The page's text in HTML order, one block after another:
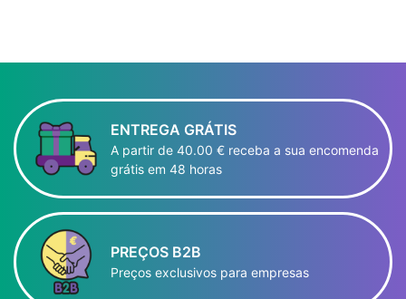
ENTREGA GRÁTIS
A partir de 40.00 € receba a sua encomenda
grátis em 48 horas
PREÇOS B2B
Preços exclusivos para empresas